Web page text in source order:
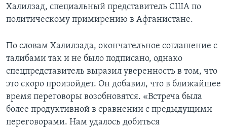
Халилзад, специальный представитель США по
политическому примирению в Афганистане.
По словам Халилзада, окончательное соглашение с
талибами так и не было подписано, однако
спецпредставитель выразил уверенность в том, что
это скоро произойдет. Он добавил, что в ближайшее
время переговоры возобновятся. «Встреча была
более продуктивной в сравнении с предыдущими
переговорами. Нам удалось добиться